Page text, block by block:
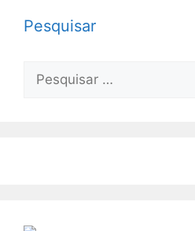
Pesquisar
Pesquisar